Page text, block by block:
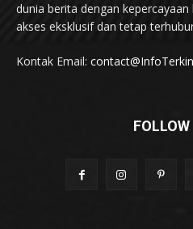
dunia berita dengan
akses eksklusif dan tetap
Kontak Email: